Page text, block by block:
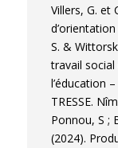
Villers, G. et
S. &
travail social
l’éducation
TRESSE.
Ponnou, S ;
(2024).